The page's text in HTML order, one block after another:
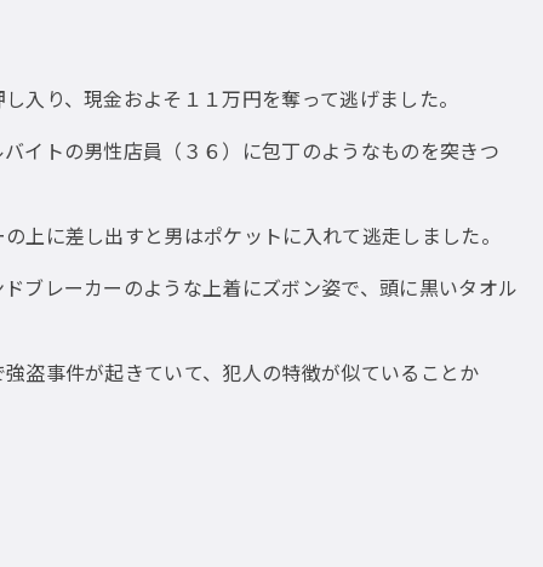
り、現金およそ１１万円を奪って逃げました。
イトの男性店員（３６）に包丁のようなものを突きつ
上に差し出すと男はポケットに入れて逃走しました。
ブレーカーのような上着にズボン姿で、頭に黒いタオル
盗事件が起きていて、犯人の特徴が似ていることか